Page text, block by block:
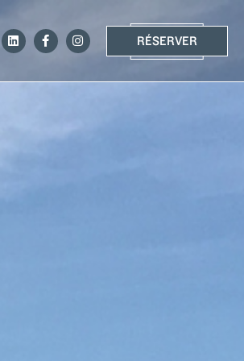
RÉSERVER